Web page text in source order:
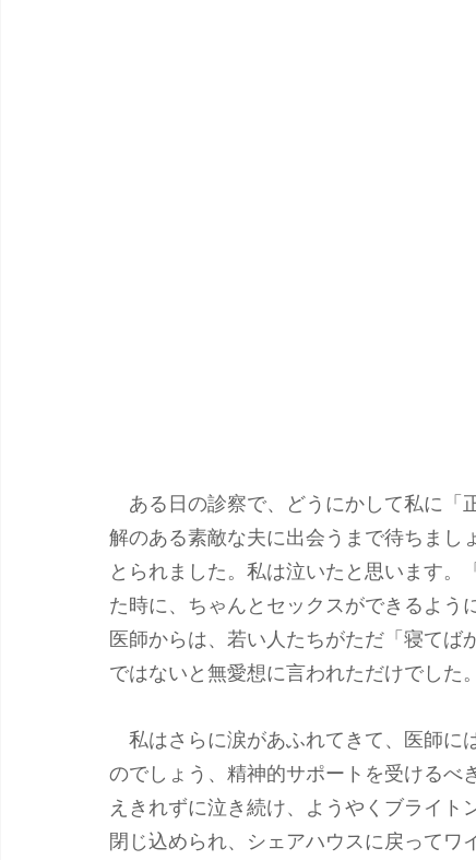
ある日の診察で、どうにかして私に「
解のある素敵な夫に出会うまで待ちまし
とられました。私は泣いたと思います。
た時に、ちゃんとセックスができるよう
医師からは、若い人たちがただ「寝てば
ではないと無愛想に言われただけでした。
私はさらに涙があふれてきて、医師に
のでしょう、精神的サポートを受けるべ
えきれずに泣き続け、ようやくブライ
閉じ込められ、シェアハウスに戻ってワ